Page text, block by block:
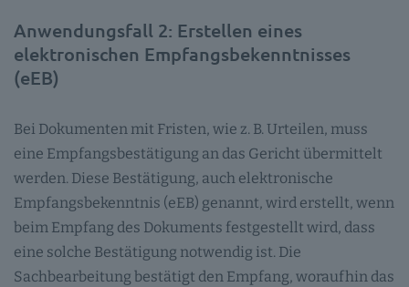
Anwendungsfall 2: Erstellen eines
elektronischen Empfangsbekenntnisses
(eEB)
Bei Dokumenten mit Fristen, wie z. B. Urteilen, muss
eine Empfangsbestätigung an das Gericht übermittelt
werden. Diese Bestätigung, auch elektronische
Empfangsbekenntnis (eEB) genannt, wird erstellt, wenn
beim Empfang des Dokuments festgestellt wird, dass
eine solche Bestätigung notwendig ist. Die
Sachbearbeitung bestätigt den Empfang, woraufhin das